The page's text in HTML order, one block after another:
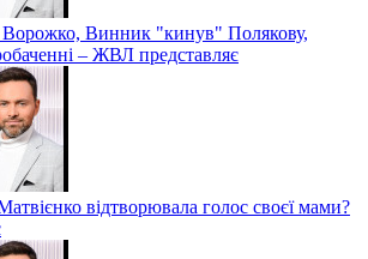
Винник "кинув" Полякову,
– ЖВЛ представляє
відтворювала голос своєї мами?